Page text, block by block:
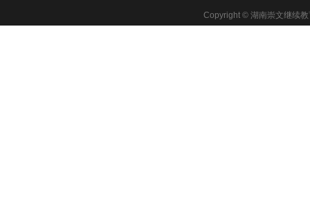
Copyright © 湖南崇文继续